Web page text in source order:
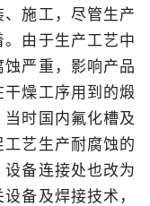
施工，尽管生产
由于生产工艺中
严重，影响产品
燥工序用到的煅
时国内氟化槽及
艺生产耐腐蚀的
备连接处也改为
备及焊接技术，